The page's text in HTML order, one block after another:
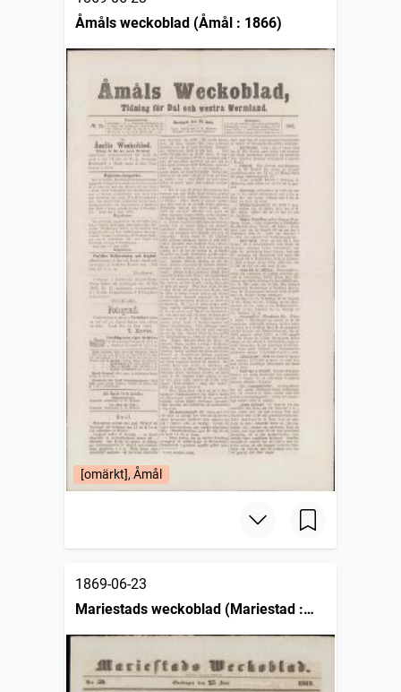
Åmåls weckoblad (Åmål : 1866)
[omärkt], Åmål
1869-06-23
Mariestads weckoblad (Mariestad :